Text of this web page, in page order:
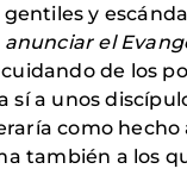
y
el
de los
a unos
como
también a los